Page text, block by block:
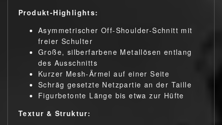
Produkt-Highlights:
Asymmetrischer Off-Shoulder-Schnitt mit
freier Schulter
Große, silberfarbene Metallösen entlang
des Ausschnitts
Kurzer Mesh-Ärmel auf einer Seite
Schräg gesetzte Netzpartie an der Taille
Figurbetonte Länge bis etwa zur Hüfte
Textur & Struktur: